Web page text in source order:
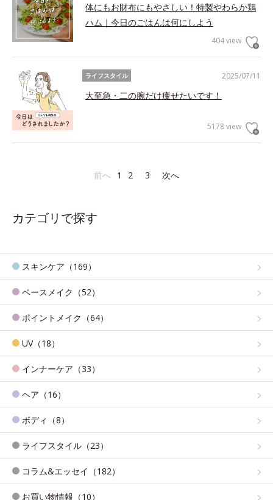
体にもお財布にもやさしい！特製やわらか鶏
ハム｜今日のごはんは何にしよう
404 view
2025/07/11
ライフスタイル
大至急・二の腕だけ痩せたいです！
5178 view
前へ 1 2 3 次へ
カテゴリで探す
スキンケア（169）
ベースメイク（52）
ポイントメイク（64）
UV（18）
インナーケア（33）
ヘア（16）
ボディ（8）
ライフスタイル（23）
コラム&エッセイ（182）
お買い物情報（10）